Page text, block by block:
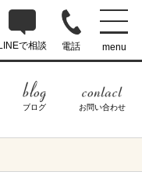
で相談 電話 menu
ブログ お問い合わせ